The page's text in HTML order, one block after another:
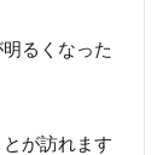
るくなった
が訪れます